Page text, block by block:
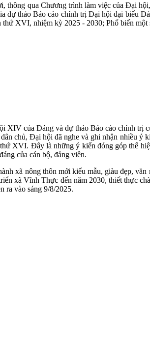
thông qua Chương trình làm việc của Đại
dự thảo Báo cáo chính trị Đại hội đại biểu
XVI, nhiệm kỳ 2025 - 2030; Phổ biến một
XIV của Đảng và dự thảo Báo cáo chính trị
chủ, Đại hội đã nghe và ghi nhận nhiều ý
XVI. Đây là những ý kiến đóng góp thể
của cán bộ, đảng viên.
xã nông thôn mới kiểu mẫu, giàu đẹp, văn
xã Vĩnh Thực đến năm 2030, thiết thực
ra vào sáng 9/8/2025.